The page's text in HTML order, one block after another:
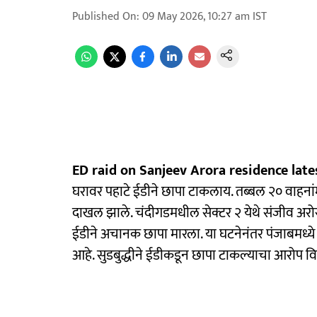
Published On:09 May 2026, 10:27 am IST
ED raid on Sanjeev Arora residence
घरावर पहाटे ईडीने छापा टाकलाय. तब्बल २०
दाखल झाले. चंदीगडमधील सेक्टर २ येथे संजीव
ईडीने अचानक छापा मारला. या घटनेनंतर
आहे. सुडबुद्धीने ईडीकडून छापा टाकल्याचा आरोप